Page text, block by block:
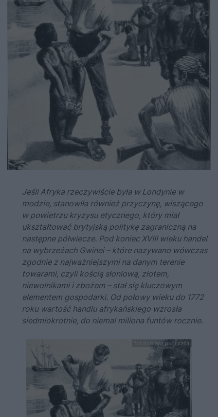
Jeśli Afryka rzeczywiście była w Londynie w
modzie, stanowiła również przyczynę, wiszącego
w powietrzu kryzysu etycznego, który miał
ukształtować brytyjską politykę zagraniczną na
następne półwiecze. Pod koniec XVIII wieku handel
na wybrzeżach Gwinei – które nazywano wówczas
zgodnie z najważniejszymi na danym terenie
towarami, czyli kością słoniową, złotem,
niewolnikami i zbożem – stał się kluczowym
elementem gospodarki. Od połowy wieku do 1772
roku wartość handlu afrykańskiego wzrosła
siedmiokrotnie, do niemal miliona funtów rocznie.
fot.domena publiczna